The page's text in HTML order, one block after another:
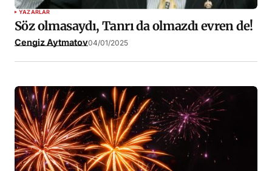
YAZARLAR
Söz olmasaydı, Tanrı da olmazdı evren de!
Cengiz Aytmatov04/01/2025